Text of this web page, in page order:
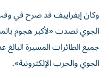
وكان إيفراييف قد صرح في
الجوي ​تصدت «لأكبر هجوم
الجوي والحرب الإلكترونية».